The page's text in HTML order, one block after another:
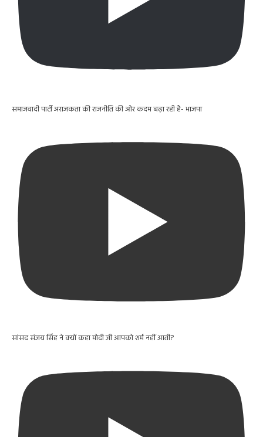
समाजवादी पार्टी अराजकता की राजनीति की ओर कदम बढ़ा रही है- भाजपा
सांसद संजय सिंह ने क्यों कहा मोदी जी आपको शर्म नहीं आती?